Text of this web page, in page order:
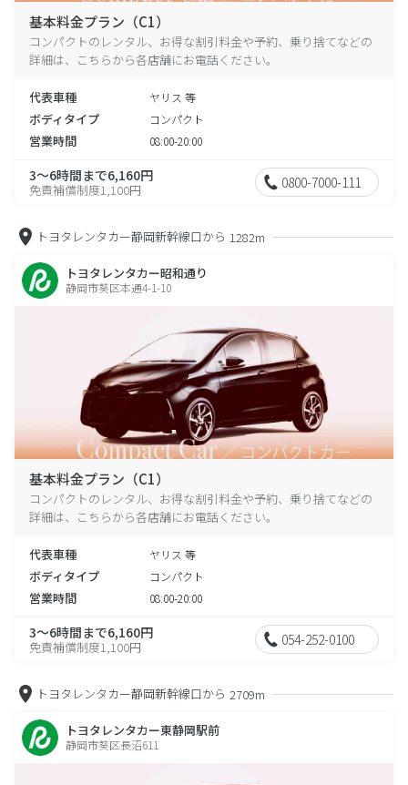
基本料金プラン（C1）
コンパクトのレンタル、お得な割引料金や予約、乗り捨てなどの
詳細は、こちらから各店舗にお電話ください。
代表車種 ヤリス 等
ボディタイプ コンパクト
営業時間 08:00-20:00
3～6時間まで6,160円
免責補償制度1,100円 0800-7000-111
トヨタレンタカー静岡新幹線口から 1282m
トヨタレンタカー昭和通り
静岡市葵区本通4-1-10
基本料金プラン（C1）
コンパクトのレンタル、お得な割引料金や予約、乗り捨てなどの
詳細は、こちらから各店舗にお電話ください。
代表車種 ヤリス 等
ボディタイプ コンパクト
営業時間 08:00-20:00
3～6時間まで6,160円
免責補償制度1,100円 054-252-0100
トヨタレンタカー静岡新幹線口から 2709m
トヨタレンタカー東静岡駅前
静岡市葵区長沼611